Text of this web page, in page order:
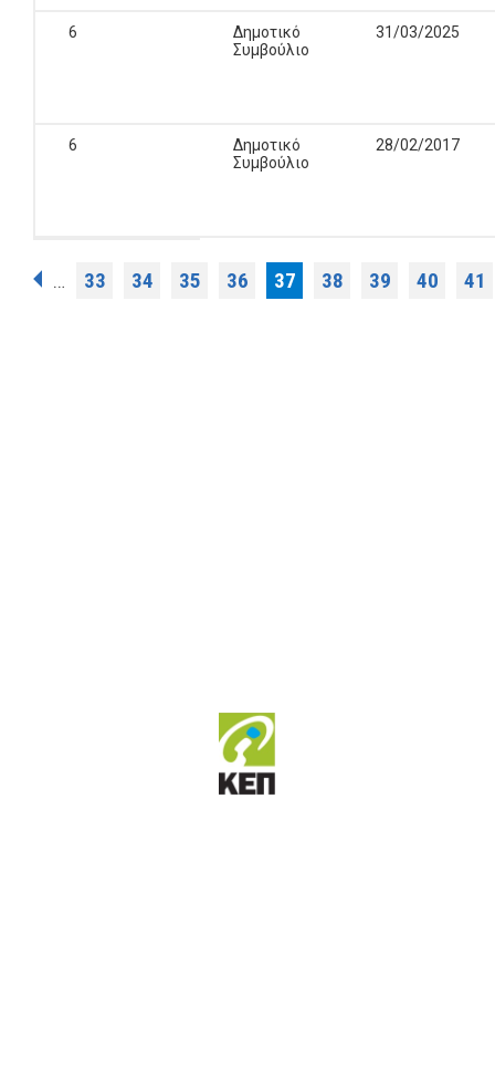
6
Δημοτικό
Συμβούλιο
31/03/2025
6
Δημοτικό
Συμβούλιο
28/02/2017
Σελίδες
… 33 34 35 36 37 38 39 40 41